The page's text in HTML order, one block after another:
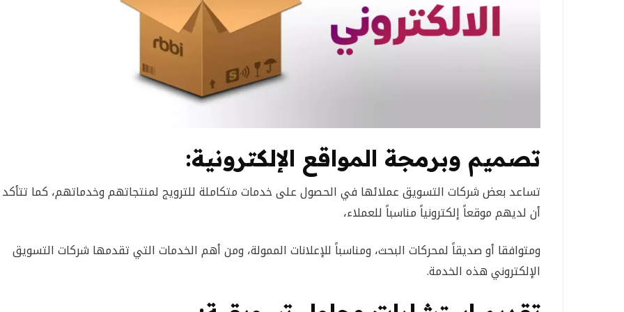
تصميم وبرمجة المواقع الإلكترونية:
تساعد بعض شركات التسويق عملائها في الحصول على خدمات متكاملة للترويج لمنتجاتهم وخدماتهم، كما
أن لديهم موقعاً إلكترونياً مناسباً للعملاء،
ومتوافقا أو صديقاً لمحركات البحث، ومناسباً للإعلانات الممولة، ومن أهم الخدمات التي تقدمها شركات التسويق
الإلكتروني هذه الخدمة.